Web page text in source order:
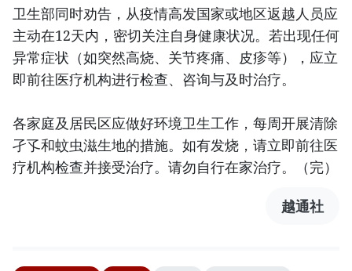
卫生部同时劝告，从疫情高发国家或地区返越人员应
主动在12天内，密切关注自身健康状况。若出现任何
异常症状（如突然高烧、关节疼痛、皮疹等），应立
即前往医疗机构进行检查、咨询与及时治疗。
各家庭及居民区应做好环境卫生工作，每周开展清除
孑孓和蚊虫滋生地的措施。如有发烧，请立即前往医
疗机构检查并接受治疗。请勿自行在家治疗。（完）
越通社